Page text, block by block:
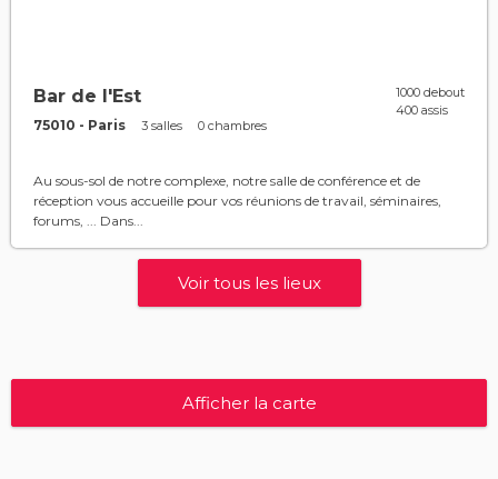
Bar de l'Est
75010 - Paris 3 salles 0 chambres
1000 debout
400 assis
Au sous-sol de notre complexe, notre salle de conférence et de
réception vous accueille pour vos réunions de travail, séminaires,
forums, ... Dans...
Voir tous les lieux
Afficher la carte